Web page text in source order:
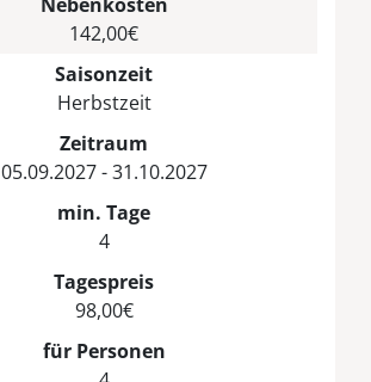
142,00€
Saisonzeit
Herbstzeit
Zeitraum
05.09.2027 - 31.10.2027
min. Tage
4
Tagespreis
98,00€
für Personen